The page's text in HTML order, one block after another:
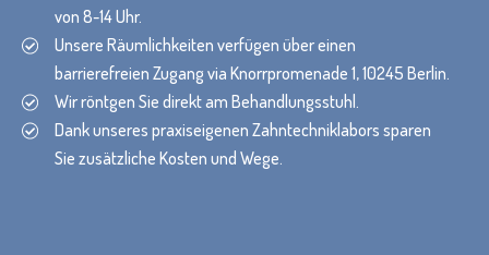
von 8-14 Uhr.
Unsere Räumlichkeiten verfügen über einen
barrierefreien Zugang via Knorrpromenade 1, 10245 Berlin.
Wir röntgen Sie direkt am Behandlungsstuhl.
Dank unseres praxiseigenen Zahntechniklabors sparen
Sie zusätzliche Kosten und Wege.